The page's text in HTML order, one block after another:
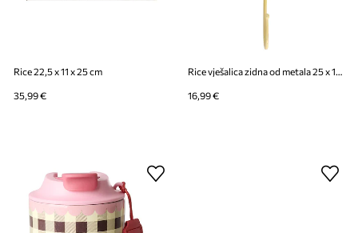
Rice 22,5 x 11 x 25 cm
35,99 € 16,99 €